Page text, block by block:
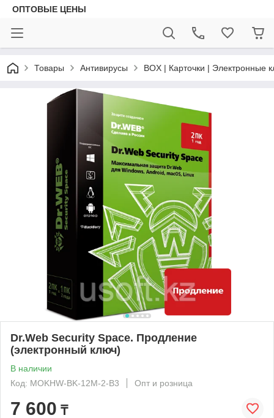
ОПТОВЫЕ ЦЕНЫ
Товары Антивирусы BOX | Карточки | Электронные
Dr.Web Security Space. Продление
(электронный ключ)
В наличии
Код: MOKHW-BK-12M-2-B3
Опт и розница
7 600 ₸